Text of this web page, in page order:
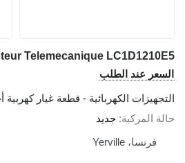
السعر عند الطلب
التجهيزات الكهربائية - قطعة غيار كهربية
حالة المركبة جديد
فرنسا، Yerville